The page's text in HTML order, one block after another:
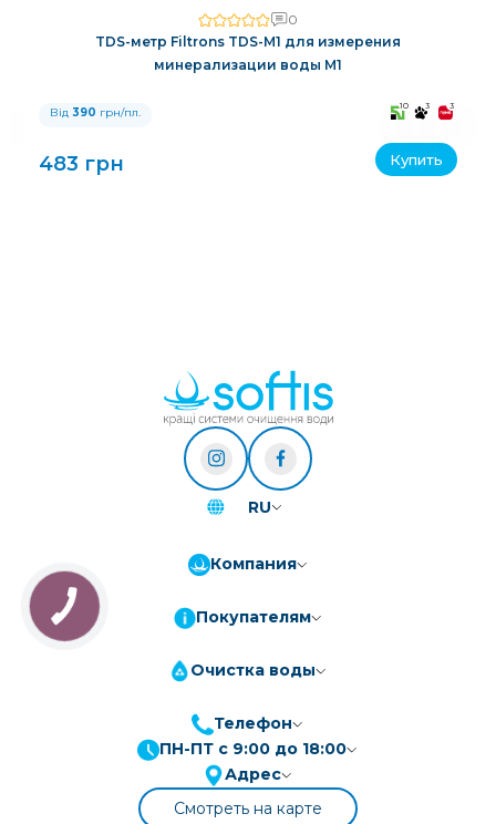
ПриватБанк
3-10 платежів, кредит 0.01%
3-7 платежів, кредит 0.01%
0
TDS-метр Filtrons TDS-M1 для измерения
минерализации воды M1
Від 390 грн/пл. 10 3 3
483 грн Купить
RU
Компания
Покупателям
Очистка воды
Телефон
ПН-ПТ с 9:00 до 18:00
Адрес
Смотреть на карте